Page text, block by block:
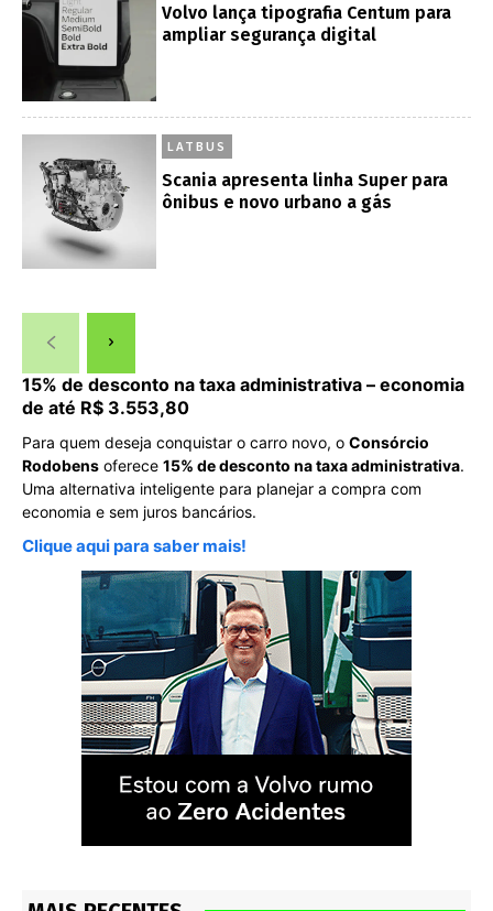
Volvo lança tipografia Centum para
ampliar segurança digital
LATBUS
Scania apresenta linha Super para
ônibus e novo urbano a gás
15% de desconto na taxa administrativa – economia
de até R$ 3.553,80
Para quem deseja conquistar o carro novo, o Consórcio
Rodobens oferece 15% de desconto na taxa administrativa.
Uma alternativa inteligente para planejar a compra com
economia e sem juros bancários.
Clique aqui para saber mais!